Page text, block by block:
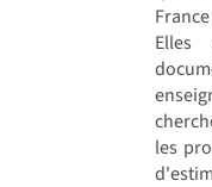
Elles
les